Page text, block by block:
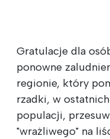
Gratulacje dla
ponowne
regionie, który
rzadki, w
populacji,
"wrażliwego" na